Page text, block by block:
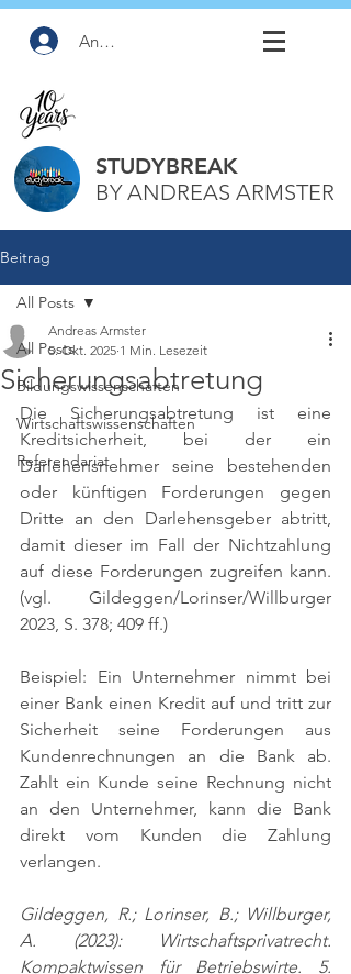
Anmelden
STUDYBREAK
BY ANDREAS ARMSTER
Beitrag
All Posts
Bildungswissenschaften
Wirtschaftswissenschaften
Referendariat
All Posts
Sicherungsabtretung
Andreas Armster
5. Okt. 2025 1 Min. Lesezeit
Die Sicherungsabtretung ist eine
Kreditsicherheit, bei der ein
Darlehensnehmer seine bestehenden
oder künftigen Forderungen gegen
Dritte an den Darlehensgeber abtritt,
damit dieser im Fall der Nichtzahlung
(vgl. Gildeggen/Lorinser/Willburger
2023, S. 378; 409 ff.)
Beispiel: Ein Unternehmer nimmt bei
einer Bank einen Kredit auf und tritt zur
Sicherheit seine Forderungen aus
Kundenrechnungen an die Bank ab.
Zahlt ein Kunde seine Rechnung nicht
an den Unternehmer, kann die Bank
direkt vom Kunden die Zahlung
verlangen.
Gildeggen, R.; Lorinser, B.; Willburger,
A. (2023): Wirtschaftsprivatrecht.
Kompaktwissen für Betriebswirte. 5.